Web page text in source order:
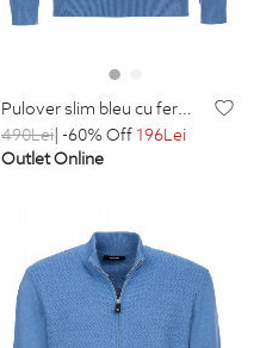
pulover slim bleu cu fermoar din bumbac si amestec
490Lei| -60% Off 196Lei
Outlet Online